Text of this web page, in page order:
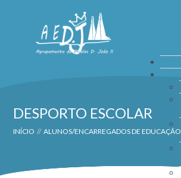
DESPORTO ESCOLAR
INÍCIO // ALUNOS/ENCARREGADOS DE EDUCAÇÃO